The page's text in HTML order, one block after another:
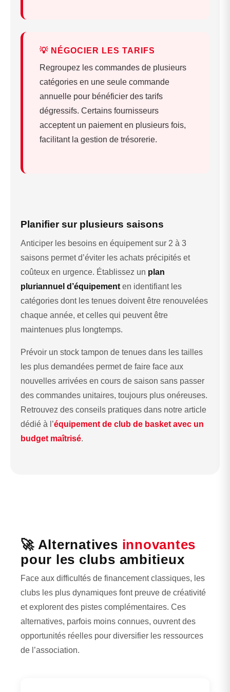
💡 NÉGOCIER LES TARIFS
Regroupez les commandes de plusieurs
catégories en une seule commande
annuelle pour bénéficier des tarifs
dégressifs. Certains fournisseurs
acceptent un paiement en plusieurs fois,
facilitant la gestion de trésorerie.
Planifier sur plusieurs saisons
Anticiper les besoins en équipement sur 2 à 3
saisons permet d’éviter les achats précipités et
coûteux en urgence. Établissez un plan
pluriannuel d’équipement en identifiant les
catégories dont les tenues doivent être renouvelées
chaque année, et celles qui peuvent être
maintenues plus longtemps.
Prévoir un stock tampon de tenues dans les tailles
les plus demandées permet de faire face aux
nouvelles arrivées en cours de saison sans passer
des commandes unitaires, toujours plus onéreuses.
Retrouvez des conseils pratiques dans notre article
dédié à l’équipement de club de basket avec un
budget maîtrisé.
🚀 Alternatives innovantes
pour les clubs ambitieux
Face aux difficultés de financement classiques, les
clubs les plus dynamiques font preuve de créativité
et explorent des pistes complémentaires. Ces
alternatives, parfois moins connues, ouvrent des
opportunités réelles pour diversifier les ressources
de l’association.